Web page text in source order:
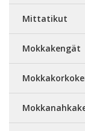
Mittatikut
Mokkakengät